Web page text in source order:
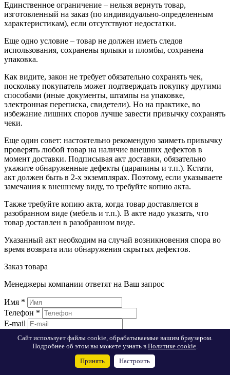
Единственное ограничение – нельзя вернуть товар,
изготовленный на заказ (по индивидуально-определенным
характеристикам), если отсутствуют недостатки.
Еще одно условие – товар не должен иметь следов
использования, сохранены ярлыки и пломбы, сохранена
упаковка.
Как видите, закон не требует обязательно сохранять чек,
поскольку покупатель может подтверждать покупку другими
способами (иные документы, штампы на упаковке,
электронная переписка, свидетели). Но на практике, во
избежание лишних споров лучше завести привычку сохранять
чеки.
Еще один совет: настоятельно рекомендую заиметь привычку
проверять любой товар на наличие внешних дефектов в
момент доставки. Подписывая акт доставки, обязательно
укажите обнаруженные дефекты (царапины и т.п.). Кстати,
акт должен быть в 2-х экземплярах. Поэтому, если указываете
замечания к внешнему виду, то требуйте копию акта.
Также требуйте копию акта, когда товар доставляется в
разобранном виде (мебель и т.п.). В акте надо указать, что
товар доставлен в разобранном виде.
Указанный акт необходим на случай возникновения спора во
время возврата или обнаружения скрытых дефектов.
Заказ товара
Менеджеры компании ответят на Ваш запрос
Имя *
Телефон *
E-mail
Комментарий:
обработку персональных данных
Сайт использует файлы cookie, обрабатываемые вашим браузером.
Подробнее об этом вы можете узнать в Политике cookie.
Принять Настроить